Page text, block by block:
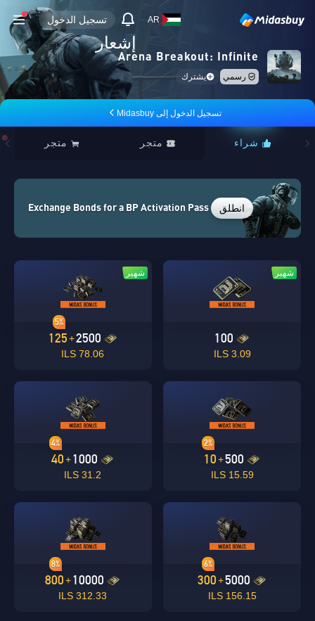
AR
إشعار
تسجيل الدخول
Arena Breakout: Infinite
رسمي يشترك
تسجيل الدخول إلى Midasbuy
شراء متجر متجر
Exchange Bonds for a BP Activation Pass انطلق
شهير
100
3.09 ILS
شهير
2500
+
125
5%
78.06 ILS
500
+
10
2%
15.59 ILS
1000
+
40
4%
31.2 ILS
5000
+
300
6%
156.15 ILS
10000
+
800
8%
312.33 ILS